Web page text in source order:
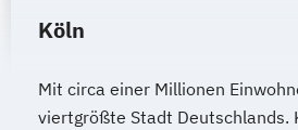
Köln
Mit circa einer Millionen
viertgrößte Stadt Deutschlands.